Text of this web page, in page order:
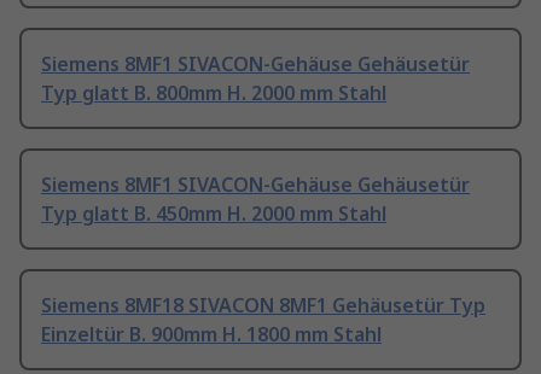
Siemens 8MF1 SIVACON-Gehäuse Gehäusetür
Typ glatt B. 800mm H. 2000 mm Stahl
Siemens 8MF1 SIVACON-Gehäuse Gehäusetür
Typ glatt B. 450mm H. 2000 mm Stahl
Siemens 8MF18 SIVACON 8MF1 Gehäusetür Typ
Einzeltür B. 900mm H. 1800 mm Stahl